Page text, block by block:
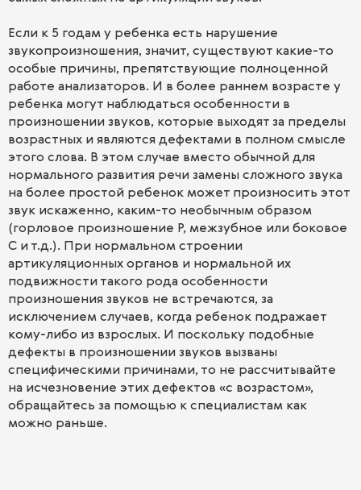
Если к 5 годам у ребенка есть нарушение
звукопроизношения, значит, существуют какие-то
особые причины, препятствующие полноценной
работе анализаторов. И в более раннем возрасте у
ребенка могут наблюдаться особенности в
произношении звуков, которые выходят за пределы
возрастных и являются дефектами в полном смысле
этого слова. В этом случае вместо обычной для
нормального развития речи замены сложного звука
на более простой ребенок может произносить этот
звук искаженно, каким-то необычным образом
(горловое произношение Р, межзубное или боковое
С и т.д.). При нормальном строении
артикуляционных органов и нормальной их
подвижности такого рода особенности
произношения звуков не встречаются, за
исключением случаев, когда ребенок подражает
кому-либо из взрослых. И поскольку подобные
дефекты в произношении звуков вызваны
специфическими причинами, то не рассчитывайте
на исчезновение этих дефектов «с возрастом»,
обращайтесь за помощью к специалистам как
можно раньше.